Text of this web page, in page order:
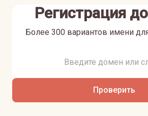
Регистрация
Более 300 вариантов имени
Проверить